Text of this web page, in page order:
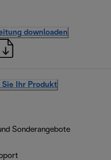
downloaden
Sie Ihr Produkt
Sonderangebote